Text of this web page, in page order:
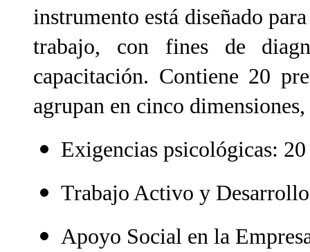
instrumento está diseñado
trabajo, con fines de
capacitación. Contiene 20
agrupan en cinco
Exigencias psicológicas: 20
Trabajo Activo y
Apoyo Social en la